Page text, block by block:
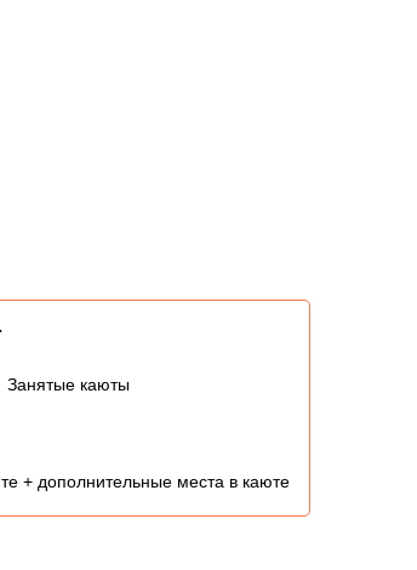
Занятые каюты
+ дополнительные места в каюте